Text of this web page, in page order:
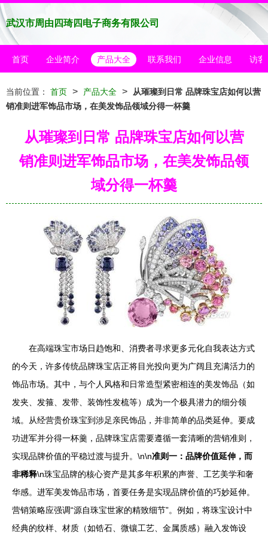
武汉市周由四琦四电子商务有限公司
首页 企业简介 产品大全 联系我们 企业信息 访客
当前位置： 首页 > 产品大全 >
从璀璨到日常 品牌珠宝店如何以营
销准则进军饰品市场，在美发饰品领域分得一杯羹
从璀璨到日常 品牌珠宝店如何以营
销准则进军饰品市场，在美发饰品领
域分得一杯羹
在高端珠宝市场日趋饱和、消费者寻求更多元化自我表达方式
的今天，许多传统品牌珠宝店正将目光投向更为广阔且充满活力的
饰品市场。其中，与个人风格和日常造型紧密相连的美发饰品（如
发夹、发箍、发带、装饰性发梳等）成为一个极具潜力的细分领
域。从经营贵价珠宝到涉足亲民饰品，并非简单的品类延伸。要成
功进军并分得一杯羹，品牌珠宝店需要遵循一套清晰的营销准则，
实现品牌价值的平稳过渡与提升。\n\n准则一：品牌价值延伸，而
非稀释\n珠宝品牌的核心资产是其多年积累的声誉、工艺美学和奢
华感。进军美发饰品市场，首要任务是实现品牌价值的巧妙延伸。
营销策略应强调“源自珠宝世家的精致细节”。例如，将珠宝设计中
经典的纹样、材质（如锆石、微镶工艺、金属质感）融入发饰设